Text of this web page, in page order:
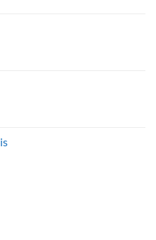
€.
€.
€.